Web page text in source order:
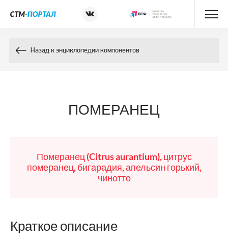
Назад к энциклопедии компонентов
ПОМЕРАНЕЦ
Померанец (Citrus aurantium), цитрус
померанец, бигарадия, апельсин горький,
чинотто
Краткое описание